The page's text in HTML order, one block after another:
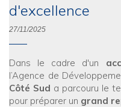
d'excellence
27/11/2025
Dans le cadre d'un
l’Agence de
Côté Sud a parcouru le
pour préparer un grand